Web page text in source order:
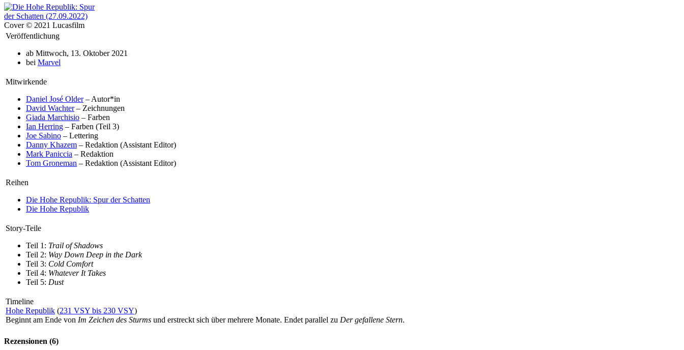
Cover © 2021 Lucasfilm
Veröffentlichung
ab Mittwoch, 13. Oktober 2021
bei Marvel
Mitwirkende
Daniel José Older– Autor*in
David Wachter– Zeichnungen
Giada Marchisio – Farben
Ian Herring – Farben (Teil 3)
Joe Sabino – Lettering
Danny Khazem – Redaktion (Assistant Editor)
Mark Paniccia – Redaktion
Tom Groneman – Redaktion (Assistant Editor)
Reihen
Die Hohe Republik: Spur der Schatten
Die Hohe Republik
Story-Teile
Teil 1: Trail of Shadows
Teil 2: Way Down Deep in the Dark
Teil 3: Cold Comfort
Teil 4: Whatever It Takes
Teil 5: Dust
Timeline
Hohe Republik (231 VSY bis 230 VSY)
Beginnt am Ende von Im Zeichen des Sturms und erstreckt sich über mehrere Monate. Endet parallel zu Der gefallene Stern.
Rezensionen (6)